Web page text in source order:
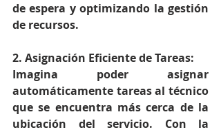
de espera y optimizando la gestión
de recursos.
2. Asignación Eficiente de Tareas:
Imagina poder asignar
automáticamente tareas al técnico
que se encuentra más cerca de la
ubicación del servicio. Con la